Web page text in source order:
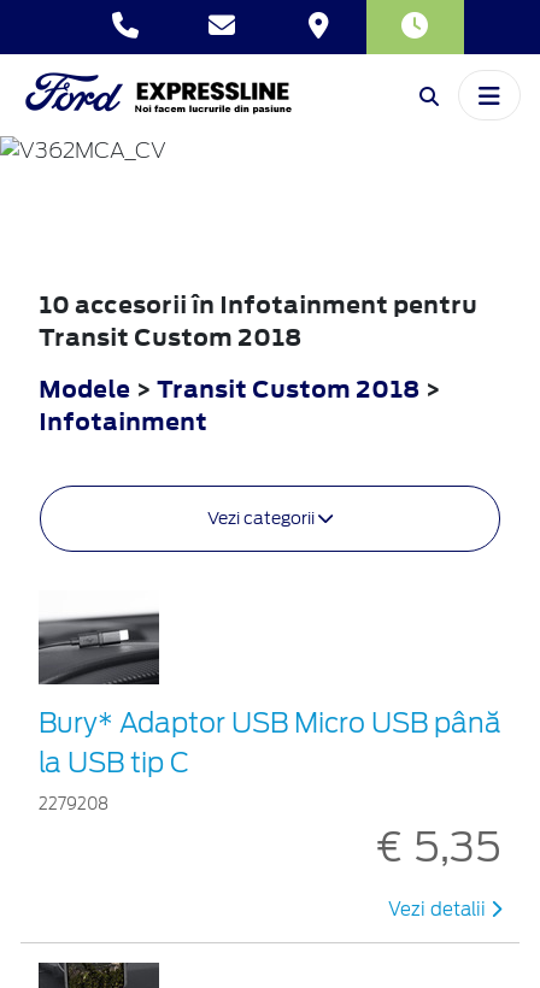
TRANSIT
CUSTOM
10 accesorii în Infotainment pentru
Transit Custom 2018
Modele > Transit Custom 2018 >
Infotainment
Vezi categorii
Bury* Adaptor USB Micro USB până
la USB tip C
2279208
€ 5,35
Vezi detalii